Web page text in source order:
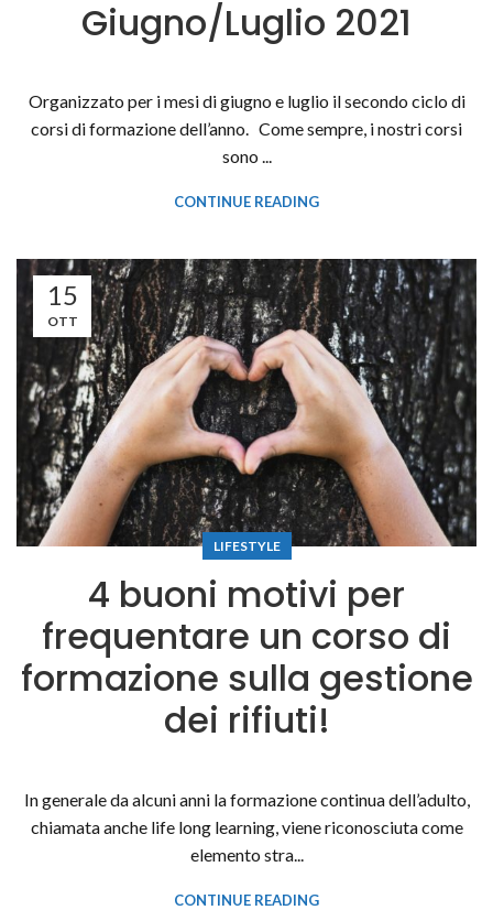
Giugno/Luglio 2021
Organizzato per i mesi di giugno e luglio il secondo ciclo di
corsi di formazione dell’anno. Come sempre, i nostri corsi
sono ...
CONTINUE READING
15
OTT
LIFESTYLE
4 buoni motivi per
frequentare un corso di
formazione sulla gestione
dei rifiuti!
In generale da alcuni anni la formazione continua dell’adulto,
chiamata anche life long learning, viene riconosciuta come
elemento stra...
CONTINUE READING